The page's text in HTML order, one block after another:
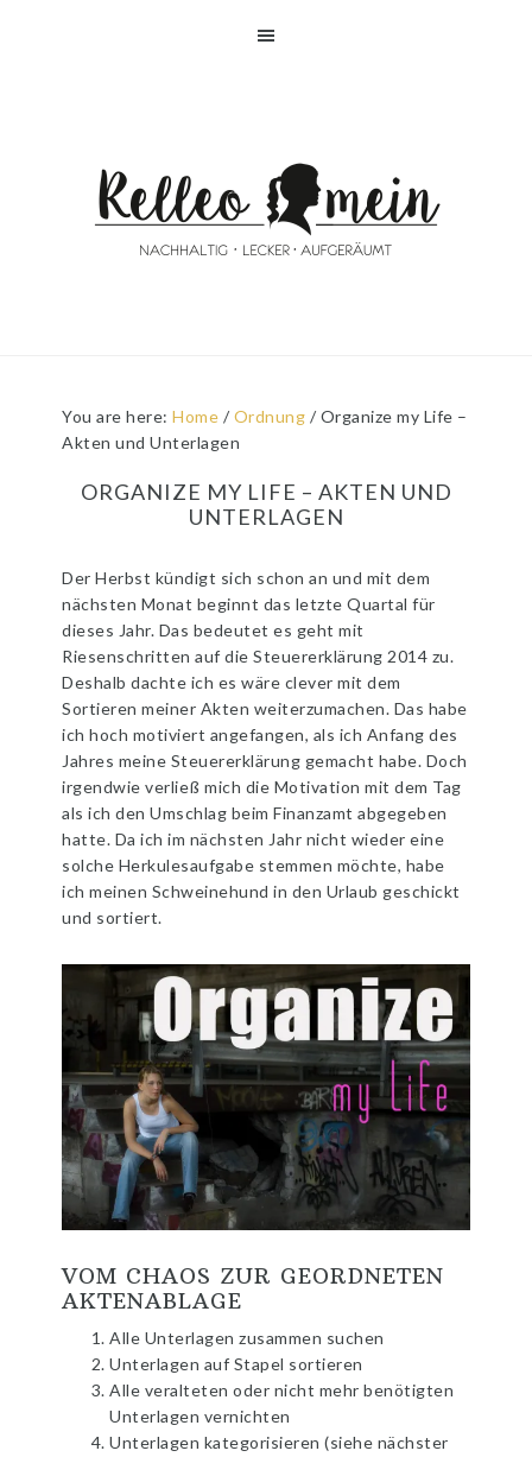
You are here:Home / Ordnung / Organize my Life –
Akten und Unterlagen
ORGANIZE MY LIFE – AKTEN UND
UNTERLAGEN
Der Herbst kündigt sich schon an und mit dem
nächsten Monat beginnt das letzte Quartal für
dieses Jahr. Das bedeutet es geht mit
Riesenschritten auf die Steuererklärung 2014 zu.
Deshalb dachte ich es wäre clever mit dem
Sortieren meiner Akten weiterzumachen. Das habe
ich hoch motiviert angefangen, als ich Anfang des
Jahres meine Steuererklärung gemacht habe. Doch
irgendwie verließ mich die Motivation mit dem Tag
als ich den Umschlag beim Finanzamt abgegeben
hatte. Da ich im nächsten Jahr nicht wieder eine
solche Herkulesaufgabe stemmen möchte, habe
ich meinen Schweinehund in den Urlaub geschickt
und sortiert.
VOM CHAOS ZUR GEORDNETEN
AKTENABLAGE
Alle Unterlagen zusammen suchen
Unterlagen auf Stapel sortieren
Alle veralteten oder nicht mehr benötigten
Unterlagen vernichten
Unterlagen kategorisieren (siehe nächster